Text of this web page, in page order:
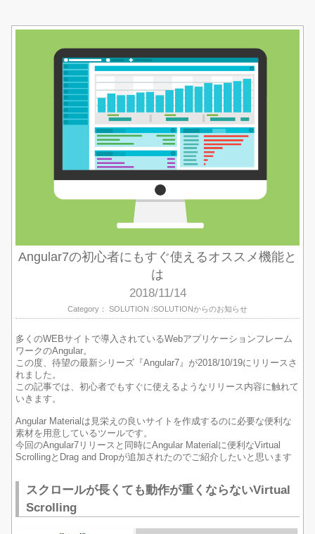
Angular7の初心者にもすぐ使えるオススメ機能と
は
2018/11/14
Category： SOLUTION SOLUTIONからのお知らせ
多くのWEBサイトで導入されているWebアプリケーションフレーム
ワークのAngular。
この度、待望の最新シリーズ『Angular7』が2018/10/19にリリースさ
れました。
この記事では、初心者でもすぐに使えるようなリリース内容に触れて
いきます。
Angular Materialは見栄えの良いサイトを作成するのに必要な便利な
素材を用意しているツールです。
今回のAngular7リリースと同時にAngular Materialに便利なVirtual
ScrollingとDrag and Dropが追加されたのでご紹介したいと思います
スクロールが長くても動作が重くならないVirtual
Scrolling